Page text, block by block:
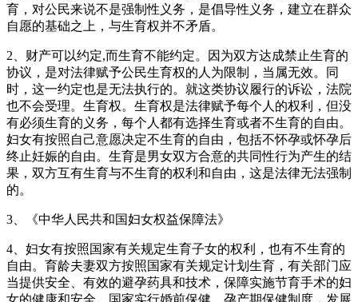
育，对公民来说不是强制性义务，是倡导性义务，建立在群众
自愿的基础之上，与生育权并不矛盾。
2、财产可以约定,而生育不能约定。因为双方达成禁止生育的
协议，是对法律赋予公民生育权的人为限制，当属无效。同
时，这一约定也是无法执行的。就这类协议履行的诉讼，法院
也不会受理。生育权。生育权是法律赋予每个人的权利，但没
有必须生育的义务，每个人都有选择生育或者不生育的自由。
妇女有按照自己意愿决定不生育的自由，包括不怀孕或怀孕后
终止妊娠的自由。生育是男女双方合意的共同性行为产生的结
果，双方互有生育与不生育的权利和自由，这是法律无法强制
的。
3、《中华人民共和国妇女权益保障法》
4、妇女有按照国家有关规定生育子女的权利，也有不生育的
自由。育龄夫妻双方按照国家有关规定计划生育，有关部门应
当提供安全、有效的避孕药具和技术，保障实施节育手术的妇
女的健康和安全。国家实行婚前保健、孕产期保健制度，发展